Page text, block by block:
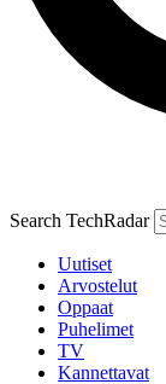
Search TechRadar
Uutiset
Arvostelut
Oppaat
Puhelimet
TV
Kannettavat